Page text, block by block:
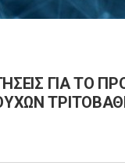
ΓΙΑ ΤΟ